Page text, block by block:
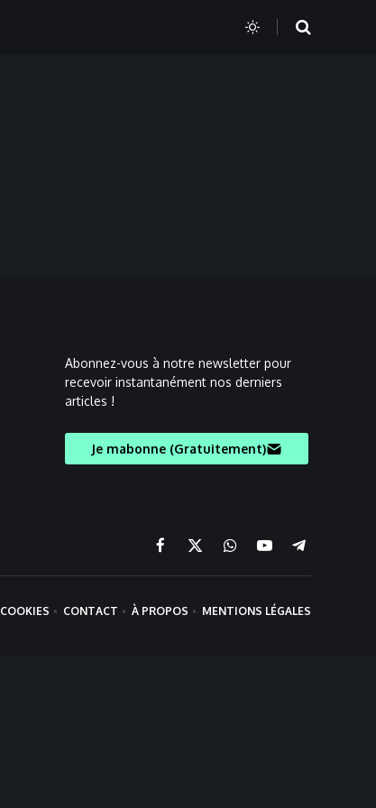
Abonnez-vous à notre newsletter pour
recevoir instantanément nos derniers
articles !
Je mabonne (Gratuitement)
Facebook
X
(Twitter)
Chaine
WhatsApp
YouTubeTelegram
COOKIES CONTACT À PROPOS MENTIONS LÉGALES